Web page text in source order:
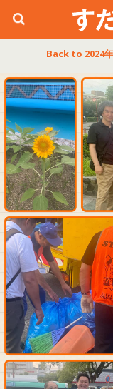
Back to 2024